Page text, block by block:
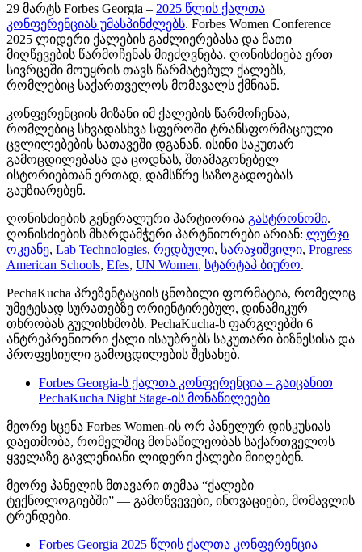
29 მარტს Forbes Georgia – 2025 წლის ქალთა
კონფერენციას უმასპინძლებს. Forbes Women Conference
2025 ლიდერი ქალების გაძლიერებასა და მათი
მიღწევების წარმოჩენას მიეძღვნება. ღონისძიება ერთ
სივრცეში მოუყრის თავს წარმატებულ ქალებს,
რომლებიც საქართველოს მომავალს ქმნიან.
კონფერენციის მიზანი იმ ქალების წარმოჩენაა,
რომლებიც სხვადასხვა სფეროში ტრანსფორმაციული
ცვლილებების სათავეში დგანან. ისინი საკუთარ
გამოცდილებასა და ცოდნას, შთამაგონებელ
ისტორიებთან ერთად, დამსწრე საზოგადოებას
გაუზიარებენ.
ღონისძიების გენერალური პარტიორია გასტრონომი.
ღონისძიების მხარდამჭერი პარტნიორები არიან: ლურჯი
ოკეანე, Lab Technologies, რედბული, სარაჯიშვილი, Progress
American Schools, Efes, UN Women, სტარტაპ ბიურო.
PechaKucha პრეზენტაციის ცნობილი ფორმატია, რომელიც
უმეტესად სურათებზე ორიენტირებულ, დინამიკურ
თხრობას გულისხმობს. PechaKucha-ს ფარგლებში 6
ანტრეპრენიორი ქალი ისაუბრებს საკუთარი ბიზნესისა და
პროფესიული გამოცდილების შესახებ.
Forbes Georgia-ს ქალთა კონფერენცია – გაიცანით
PechaKucha Night Stage-ის მონაწილეები
მეორე სცენა Forbes Women-ის ორ პანელურ დისკუსიას
დაეთმობა, რომელშიც მონაწილეობას საქართველოს
ყველაზე გავლენიანი ლიდერი ქალები მიიღებენ.
მეორე პანელის მთავარი თემაა “ქალები
ტექნოლოგიებში” — გამოწვევები, ინოვაციები, მომავლის
ტრენდები.
Forbes Georgia 2025 წლის ქალთა კონფერენცია –